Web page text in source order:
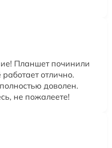
Планшет починили
отлично.
доволен.
не пожалеете!